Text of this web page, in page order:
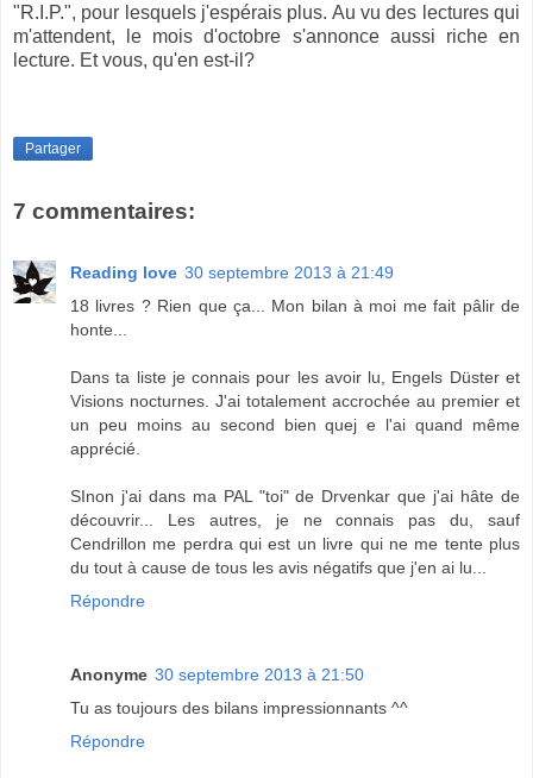
"R.I.P.", pour lesquels j'espérais plus. Au vu des lectures qui
m'attendent, le mois d'octobre s'annonce aussi riche en
lecture. Et vous, qu'en est-il?
Partager
7 commentaires:
Reading love 30 septembre 2013 à 21:49
18 livres ? Rien que ça... Mon bilan à moi me fait pâlir de
honte...
Dans ta liste je connais pour les avoir lu, Engels Düster et
Visions nocturnes. J'ai totalement accrochée au premier et
un peu moins au second bien quej e l'ai quand même
apprécié.
SInon j'ai dans ma PAL "toi" de Drvenkar que j'ai hâte de
découvrir... Les autres, je ne connais pas du, sauf
Cendrillon me perdra qui est un livre qui ne me tente plus
du tout à cause de tous les avis négatifs que j'en ai lu...
Répondre
Anonyme 30 septembre 2013 à 21:50
Tu as toujours des bilans impressionnants ^^
Répondre